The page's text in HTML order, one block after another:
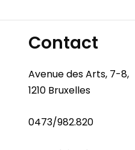
Contact
Avenue des Arts, 7-8,
1210 Bruxelles
0473/982.820